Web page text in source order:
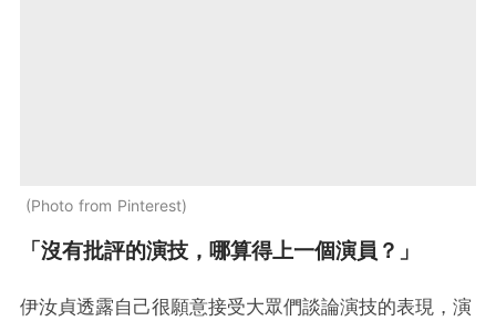
Photo from Pinterest
「沒有批評的演技，哪算得上一個演員？」
伊汝貞透露自己很願意接受大眾們談論演技的表現，演